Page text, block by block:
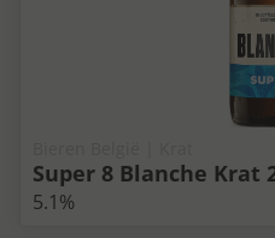
Super 8 Blanche Krat
5.1%